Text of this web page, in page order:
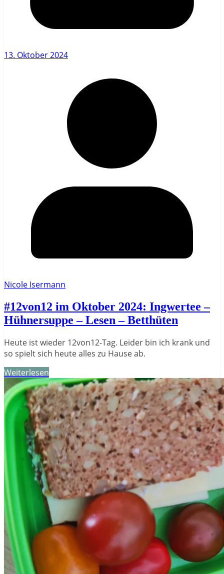
13. Oktober 2024
Nicole Isermann
#12von12 im Oktober 2024: Ingwertee –
Hühnersuppe – Lesen – Betthüten
Heute ist wieder 12von12-Tag. Leider bin ich krank und
so spielt sich heute alles zu Hause ab.
Weiterlesen